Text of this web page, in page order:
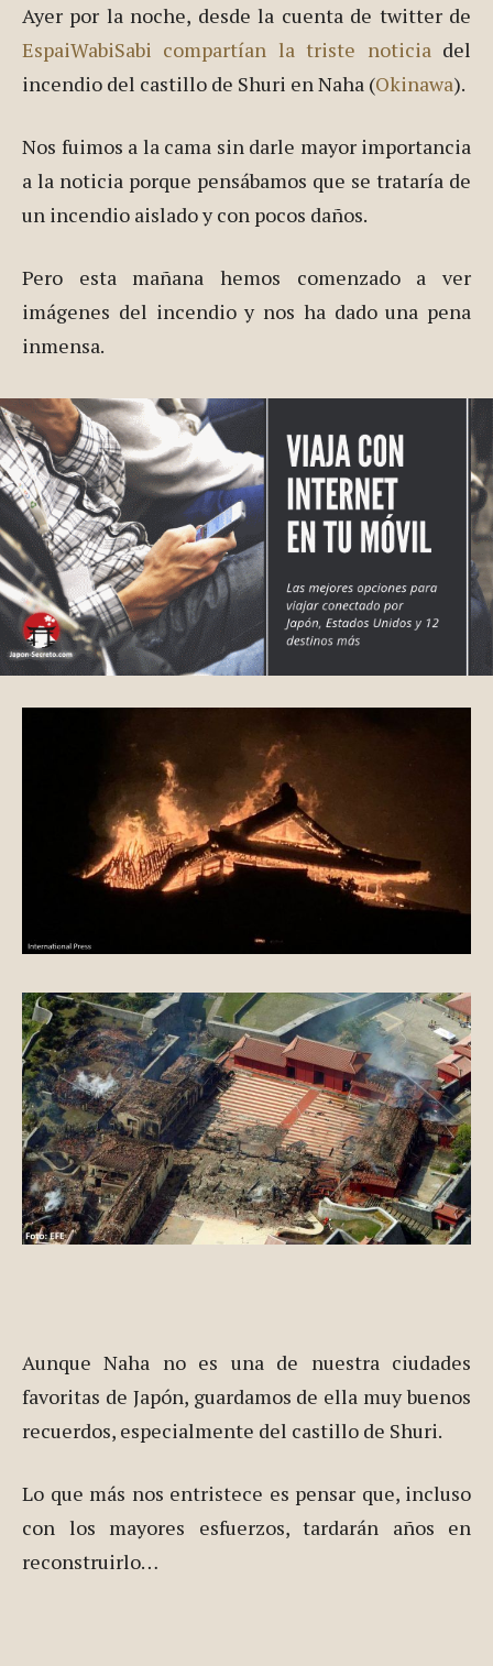
Ayer por la noche, desde la cuenta de twitter de
EspaiWabiSabi compartían la triste noticiadel
incendio del castillo de Shuri en Naha (Okinawa).
Nos fuimos a la cama sin darle mayor importancia
a la noticia porque pensábamos que se trataría de
un incendio aislado y con pocos daños.
Pero esta mañana hemos comenzado a ver
imágenes del incendio y nos ha dado una pena
inmensa.
Aunque Naha no es una de nuestra ciudades
favoritas de Japón, guardamos de ella muy buenos
recuerdos, especialmente del castillo de Shuri.
Lo que más nos entristece es pensar que, incluso
con los mayores esfuerzos, tardarán años en
reconstruirlo…